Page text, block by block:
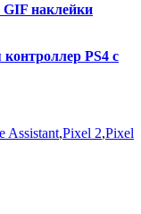
GIF наклейки
PS4 с
Assistant,Pixel 2,Pixel